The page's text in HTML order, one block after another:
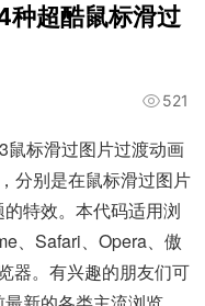
超酷鼠标滑过
521
鼠标滑过图片过渡动画
分别是在鼠标滑过图片
特效。本代码适用浏
、Safari、Opera、傲
器。有兴趣的朋友们可